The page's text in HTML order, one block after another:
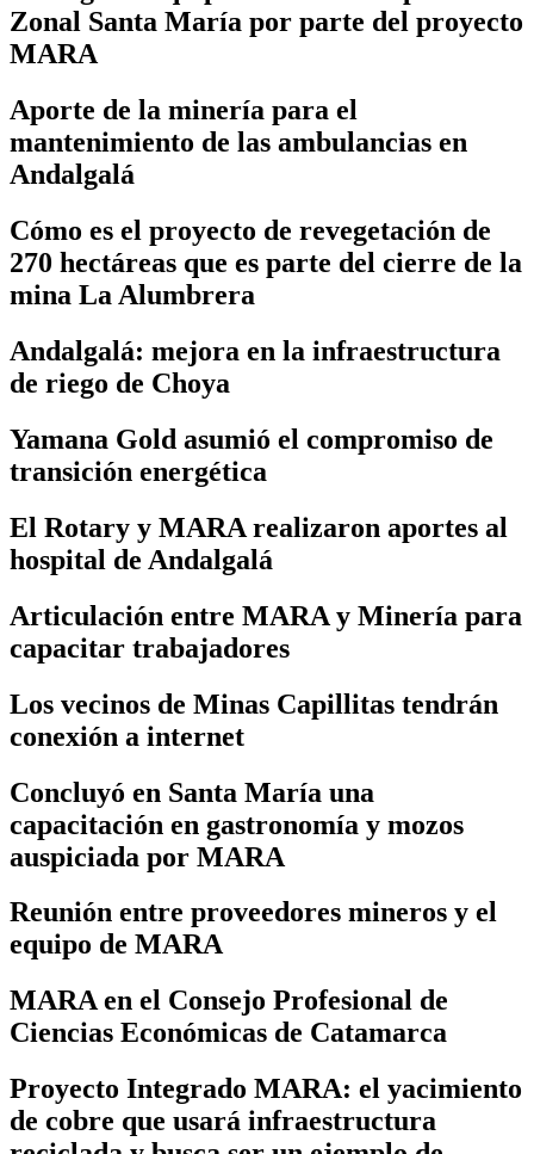
Zonal Santa María por parte del proyecto
MARA
Aporte de la minería para el
mantenimiento de las ambulancias en
Andalgalá
Cómo es el proyecto de revegetación de
270 hectáreas que es parte del cierre de la
mina La Alumbrera
Andalgalá: mejora en la infraestructura
de riego de Choya
Yamana Gold asumió el compromiso de
transición energética
El Rotary y MARA realizaron aportes al
hospital de Andalgalá
Articulación entre MARA y Minería para
capacitar trabajadores
Los vecinos de Minas Capillitas tendrán
conexión a internet
Concluyó en Santa María una
capacitación en gastronomía y mozos
auspiciada por MARA
Reunión entre proveedores mineros y el
equipo de MARA
MARA en el Consejo Profesional de
Ciencias Económicas de Catamarca
Proyecto Integrado MARA: el yacimiento
de cobre que usará infraestructura